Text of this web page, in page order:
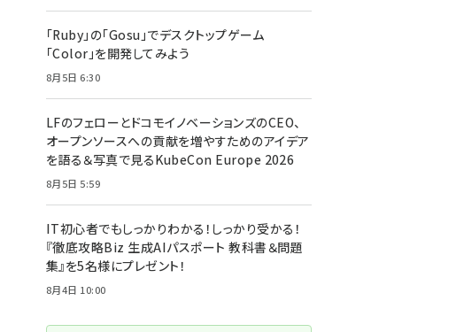
「Ruby」の「Gosu」でデスクトップゲーム
「Color」を開発してみよう
8月5日 6:30
LFのフェローとドコモイノベーションズのCEO、
オープンソースへの貢献を増やすためのアイデア
を語る＆写真で見るKubeCon Europe 2026
8月5日 5:59
IT初心者でもしっかりわかる！しっかり受かる！
『徹底攻略Biz 生成AIパスポート 教科書＆問題
集』を5名様にプレゼント！
8月4日 10:00